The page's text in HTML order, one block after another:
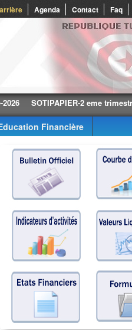
Agenda Contact Faq
SOTIPAPIER-2 eme trimestre-2026
Financière